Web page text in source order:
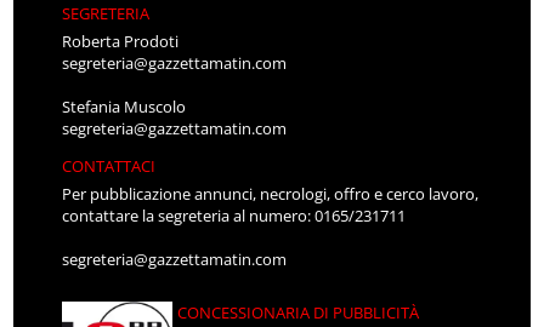
SEGRETERIA
Roberta Prodoti
segreteria@gazzettamatin.com
Stefania Muscolo
segreteria@gazzettamatin.com
CONTATTACI
Per pubblicazione annunci, necrologi, offro e cerco lavoro,
contattare la segreteria al numero: 0165/231711
segreteria@gazzettamatin.com
CONCESSIONARIA DI PUBBLICITÀ